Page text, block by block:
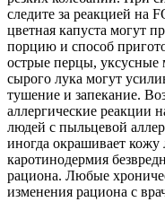
следите за реакцией на
цветная капуста могут
порцию и способ
острые перцы, уксусные
сырого лука могут
тушение и запекание.
аллергические реакции
людей с пыльцевой
иногда окрашивает
каротинодермия
рациона. Любые
изменения рациона с